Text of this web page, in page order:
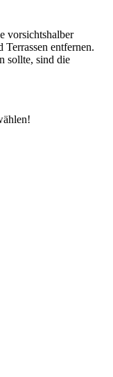
vorsichtshalber
entfernen.
sollte, sind die